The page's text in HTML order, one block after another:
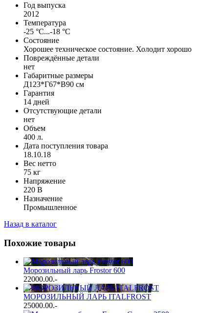
Год выпуска
2012
Температура
-25 °C...-18 °C
Состояние
Хорошее техническое состояние. Холодит хорошо
Повреждённые детали
нет
Габаритные размеры
Д123*Г67*В90 см
Гарантия
14 дней
Отсутствующие детали
нет
Объем
400 л.
Дата поступления товара
18.10.18
Вес нетто
75 кг
Напряжение
220 В
Назначение
Промышленное
Назад в каталог
Похожие товары
Морозильный ларь Frostor 600
22000.00.-
МОРОЗИЛЬНЫЙ ЛАРЬ ITALFROST
25000.00.-